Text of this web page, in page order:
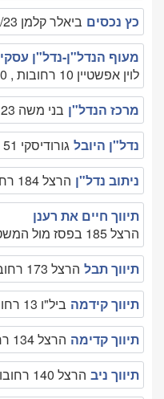
כץ נכסים ביאלר קלמן 7/23 רחובות , 0507507130
מעוף הנדל"ן-נדל"ן עסקי
לוין אפשטיין 10 רחובות , 0508730090
מרכז הנדל"ן בני משה 23 רחובות , 089353002
נדל"ן היובל גורודיסקי 51 רחובות , 089455636
ניתוב נדל"ן הרצל 184 רחובות , 0526706603
תיווך חיים את רענן
הרצל 185 בפסז מול המשטרה רחובות , 08-9462050
תיווך תבל הרצל 173 רחובות , 089469918
תיווך קידמה ביל"ו 13 רחובות , 089450724
תיווך קדימה הרצל 134 רחובות , 089458060
תיווך ניב הרצל 140 רחובות , 0522944205